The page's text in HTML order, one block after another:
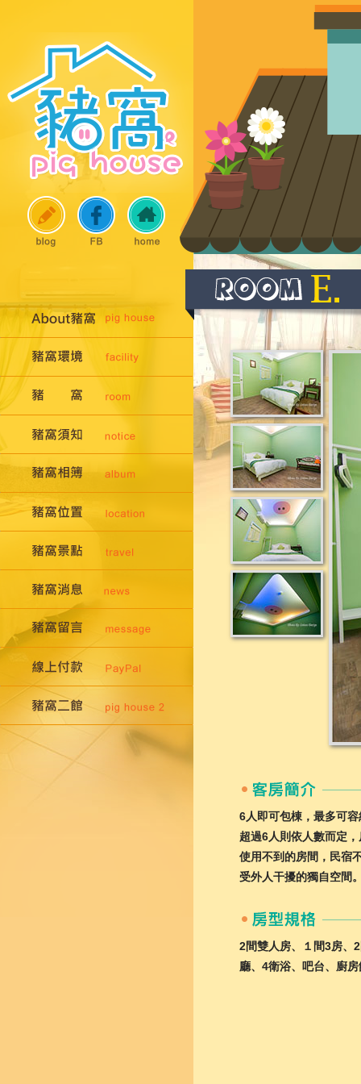
6人即可包棟，最多可
超過6人則依人數而定
使用不到的房間，民宿
受外人干擾的獨自空間
2間雙人房、１間3房、
廳、4衛浴、吧台、廚